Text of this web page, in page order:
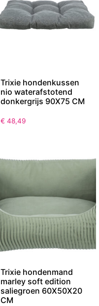
Trixie hondenkussen
nio waterafstotend
donkergrijs 90X75 CM
€ 48,49
Trixie hondenmand
marley soft edition
saliegroen 60X50X20
CM